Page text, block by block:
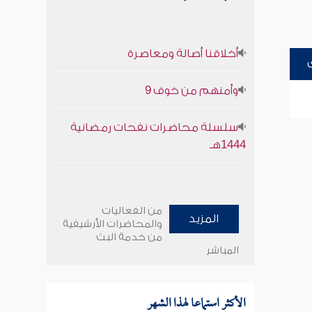
أخلاقنا أصالة ومعاصرة
وأمنهم من خوف 9
سلسلة محاضرات نفحات رمضانية
1444هـ
المزيد
من الفعاليات
والمحاضرات الأرشيفية
من خدمة البث
المباشر
الأكثر استماعا لهذا الشهر